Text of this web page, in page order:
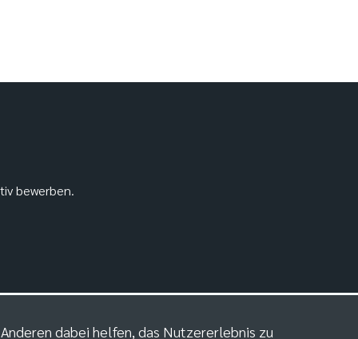
bewerben.
dabei helfen, das Nutzererlebnis zu